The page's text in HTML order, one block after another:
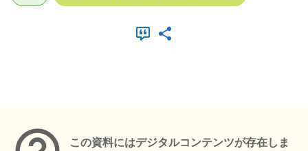
この資料にはデジタルコンテンツが存在しま